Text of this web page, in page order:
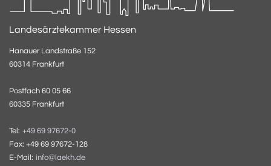
Landesärztekammer Hessen
Hanauer Landstraße 152
60314 Frankfurt
Postfach 60 05 66
60335 Frankfurt
Tel: +49 69 97672-0
Fax: +49 69 97672-128
E-Mail: info@laekh.de